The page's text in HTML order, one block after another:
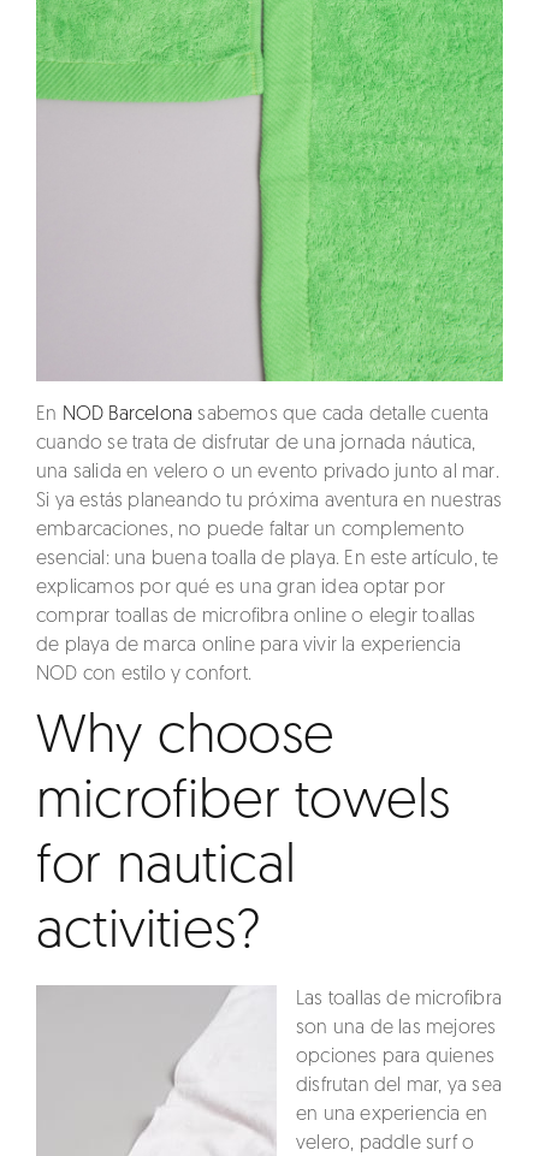
En NOD Barcelona sabemos que cada detalle cuenta
cuando se trata de disfrutar de una jornada náutica,
una salida en velero o un evento privado junto al mar.
Si ya estás planeando tu próxima aventura en nuestras
embarcaciones, no puede faltar un complemento
esencial: una buena toalla de playa. En este artículo, te
explicamos por qué es una gran idea optar por
comprar toallas de microfibra online o elegirtoallas
de playa de marca onlinepara vivir la experiencia
NOD con estilo y confort.
Why choose
microfiber towels
for nautical
activities?
Las toallas de microfibra
son una de las mejores
opciones para quienes
disfrutan del mar, ya sea
en una experiencia en
velero, paddle surf o